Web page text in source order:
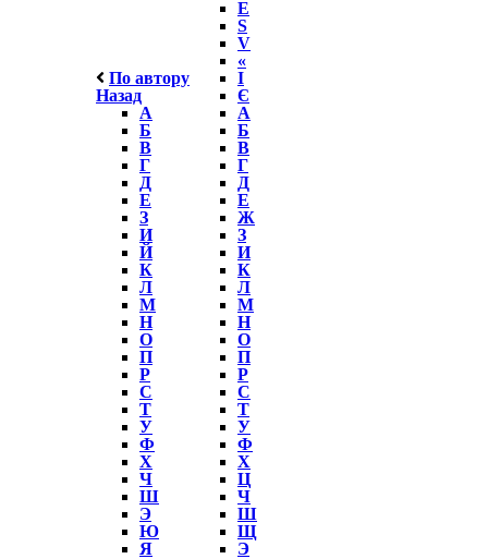
По автору
Назад
А
Б
В
Г
Д
Е
З
И
Й
К
Л
М
Н
О
П
Р
С
Т
У
Ф
Х
Ч
Ш
Э
Ю
Я
E
S
V
«
І
Є
А
Б
В
Г
Д
Е
Ж
З
И
К
Л
М
Н
О
П
Р
С
Т
У
Ф
Х
Ц
Ч
Ш
Щ
Э